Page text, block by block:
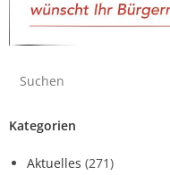
Kategorien
Aktuelles (271)